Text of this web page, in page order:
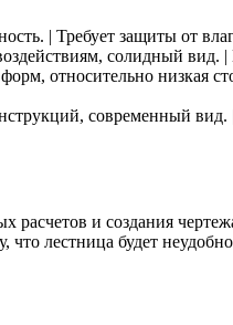
| Требует защиты от
солидный
относительно низкая
современный вид.
и создания
лестница будет